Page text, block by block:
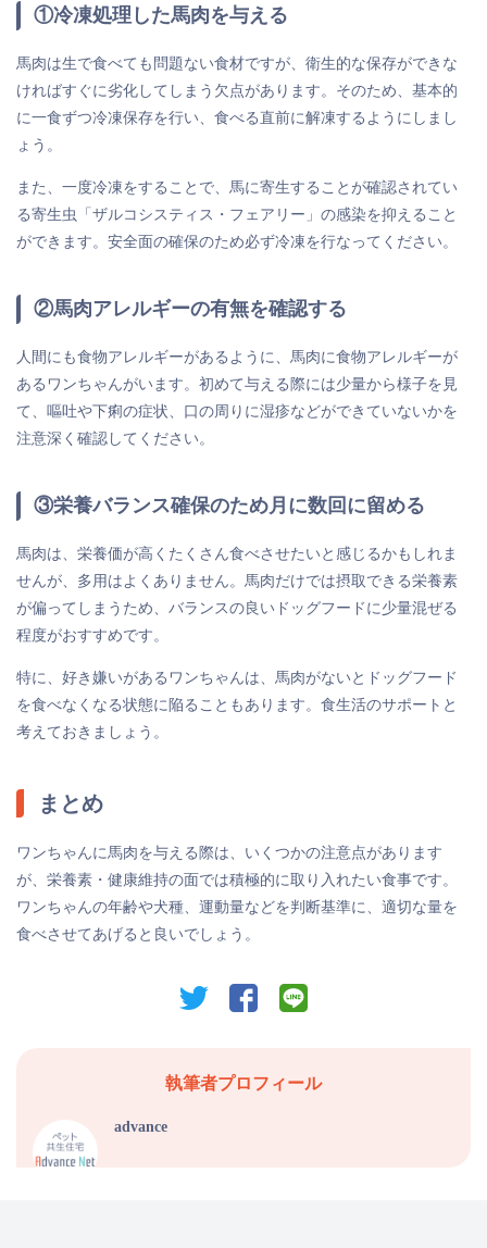
①冷凍処理した馬肉を与える
馬肉は生で食べても問題ない食材ですが、衛生的な保存ができな
ければすぐに劣化してしまう欠点があります。そのため、基本的
に一食ずつ冷凍保存を行い、食べる直前に解凍するようにしまし
ょう。
また、一度冷凍をすることで、馬に寄生することが確認されてい
る寄生虫「ザルコシスティス・フェアリー」の感染を抑えること
ができます。安全面の確保のため必ず冷凍を行なってください。
②馬肉アレルギーの有無を確認する
人間にも食物アレルギーがあるように、馬肉に食物アレルギーが
あるワンちゃんがいます。初めて与える際には少量から様子を見
て、嘔吐や下痢の症状、口の周りに湿疹などができていないかを
注意深く確認してください。
③栄養バランス確保のため月に数回に留める
馬肉は、栄養価が高くたくさん食べさせたいと感じるかもしれま
せんが、多用はよくありません。馬肉だけでは摂取できる栄養素
が偏ってしまうため、バランスの良いドッグフードに少量混ぜる
程度がおすすめです。
特に、好き嫌いがあるワンちゃんは、馬肉がないとドッグフード
を食べなくなる状態に陥ることもあります。食生活のサポートと
考えておきましょう。
まとめ
ワンちゃんに馬肉を与える際は、いくつかの注意点があります
が、栄養素・健康維持の面では積極的に取り入れたい食事です。
ワンちゃんの年齢や犬種、運動量などを判断基準に、適切な量を
食べさせてあげると良いでしょう。
twitter facebook
執筆者プロフィール
advance